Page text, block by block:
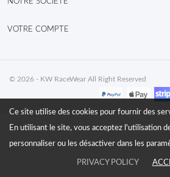
NOTRE SOCIÉTÉ
VOTRE COMPTE
Ce site utilise des cookies pour fournir des
En utilisant le site, vous acceptez l'utilisation
personnaliser ou les désactiver dans les
PRIVACY POLICY
© 2026 - KW RaceWear All Right Reserved